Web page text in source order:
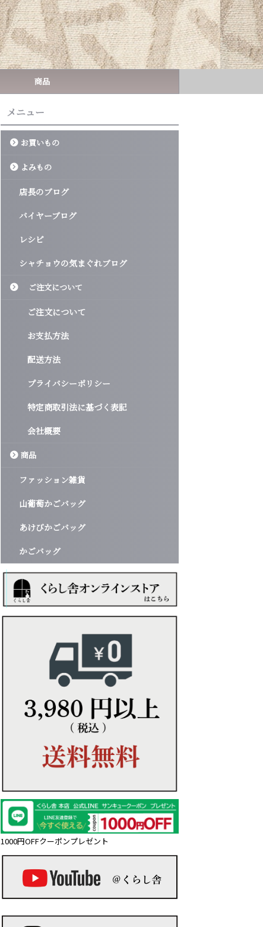
商品
メニュー
お買いもの
よみもの
店長のブログ
バイヤーブログ
レシピ
シャチョウの気まぐれブログ
ご注文について
ご注文について
お支払方法
配送方法
プライバシーポリシー
特定商取引法に基づく表記
会社概要
商品
ファッション雑貨
山葡萄かごバッグ
あけびかごバッグ
かごバッグ
1000円OFFクーポンプレゼント